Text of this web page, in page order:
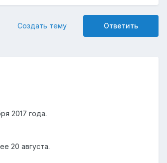
Ответить
Создать тему
2017 года.
20 августа.